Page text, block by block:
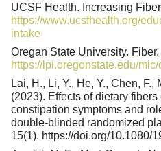
UCSF Health. Increasing
https://www.ucsfhealth.org/
intake
Oregan State University.
https://lpi.oregonstate.edu/
Lai, H., Li, Y., He, Y., Chen,
(2023). Effects of dietary
constipation symptoms and
double-blinded randomized
15(1). https://doi.org/10.1080/